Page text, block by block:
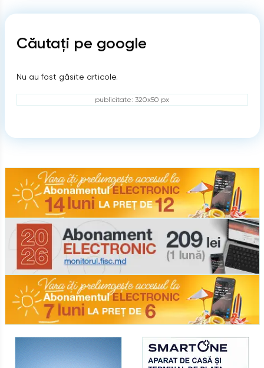
Căutați pe google
Nu au fost găsite articole.
publicitate: 320x50 px